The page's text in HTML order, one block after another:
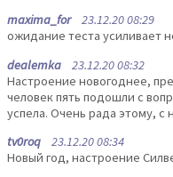
maxima_for23.12.20 08:29
ожидание теста усиливает
dealemka 23.12.20 08:32
Настроение новогоднее,
человек пять подошли с
успела. Очень рада этому, с
tv0roq 23.12.20 08:34
Новый год, настроение